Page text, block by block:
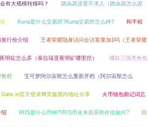
有大规模转移吗？ 路由器设置不求人（路由器怎么设
Kuna是什么交易所?Kuna交易所怎么样? 和平精
发行价介绍 王者荣耀隐身访问会访客量加1吗（王者荣耀
明锭怎么弄（泰拉瑞亚夜明矿哪里挖） 哪款三国类角色
程 宝可梦阿尔宙斯怎么重新开档（阿尔宙斯怎么
官方登录网页版国内地址分享 火币钱包助记词忘
绍 IRIS是什么币种?IRIS币未来前景和价值如何? 回